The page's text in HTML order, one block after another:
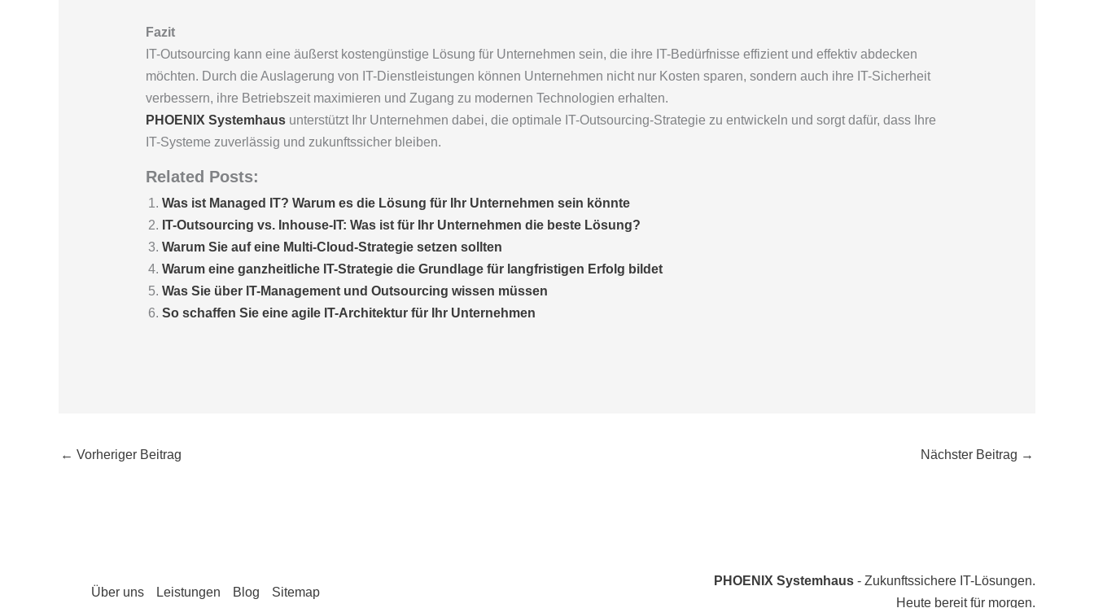
Fazit
IT-Outsourcing kann eine äußerst kostengünstige Lösung für Unternehmen sein, die ihre IT-Bedürfnisse effizient und effektiv abdecken
möchten. Durch die Auslagerung von IT-Dienstleistungen können Unternehmen nicht nur Kosten sparen, sondern auch ihre IT-Sicherheit
verbessern, ihre Betriebszeit maximieren und Zugang zu modernen Technologien erhalten.
PHOENIX Systemhausunterstützt Ihr Unternehmen dabei, die optimale IT-Outsourcing-Strategie zu entwickeln und sorgt dafür, dass Ihre
IT-Systeme zuverlässig und zukunftssicher bleiben.
Related Posts:
Was ist Managed IT? Warum es die Lösung für Ihr Unternehmen sein könnte
IT-Outsourcing vs. Inhouse-IT: Was ist für Ihr Unternehmen die beste Lösung?
Warum Sie auf eine Multi-Cloud-Strategie setzen sollten
Warum eine ganzheitliche IT-Strategie die Grundlage für langfristigen Erfolg bildet
Was Sie über IT-Management und Outsourcing wissen müssen
So schaffen Sie eine agile IT-Architektur für Ihr Unternehmen
← Vorheriger Beitrag Nächster Beitrag →
Über uns Leistungen Blog Sitemap
PHOENIX Systemhaus- Zukunftssichere IT-Lösungen.
Heute bereit für morgen.